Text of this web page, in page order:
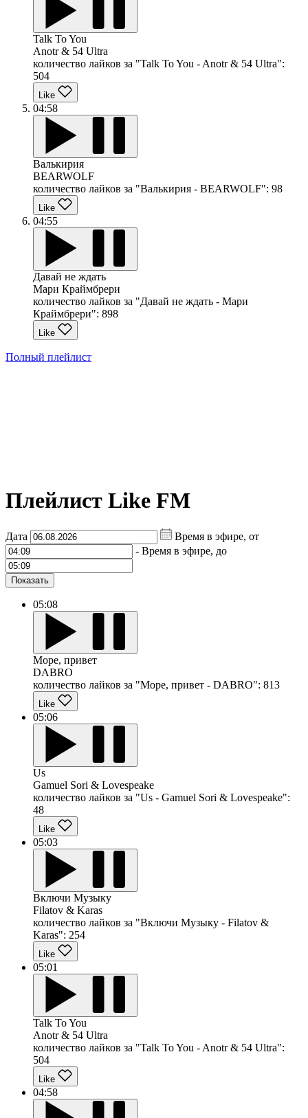
Talk To You
Anotr & 54 Ultra
количество лайков за "Talk To You - Anotr & 54 Ultra":
504
Like
04:58
Валькирия
BEARWOLF
количество лайков за "Валькирия - BEARWOLF": 98
Like
04:55
Давай не ждать
Мари Краймбрери
количество лайков за "Давай не ждать - Мари
Краймбрери": 898
Like
Полный плейлист
Плейлист Like FM
Дата
Время в эфире, от
- Время в эфире, до
Показать
05:08
Море, привет
DABRO
количество лайков за "Море, привет - DABRO": 813
Like
05:06
Us
Gamuel Sori & Lovespeake
количество лайков за "Us - Gamuel Sori & Lovespeake":
48
Like
05:03
Включи Музыку
Filatov & Karas
количество лайков за "Включи Музыку - Filatov &
Karas": 254
Like
05:01
Talk To You
Anotr & 54 Ultra
количество лайков за "Talk To You - Anotr & 54 Ultra":
504
Like
04:58